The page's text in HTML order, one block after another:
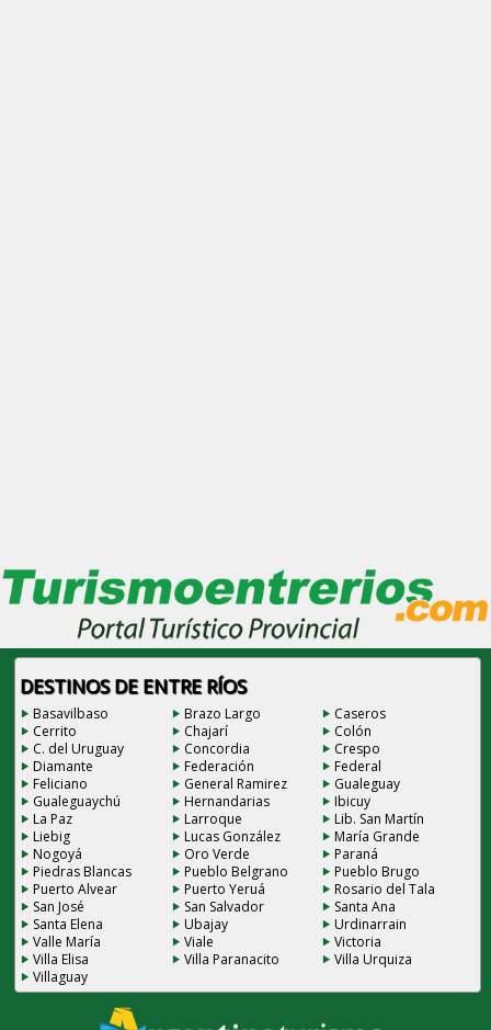
DESTINOS DE ENTRE RÍOS
Basavilbaso Brazo Largo
Caseros
Cerrito
Chajarí
Colón
C. del Uruguay
Concordia
Crespo
Diamante
Federación
Federal
Feliciano
General Ramirez
Gualeguay
Gualeguaychú
Hernandarias
Ibicuy
La Paz
Larroque
Lib. San Martín
Liebig
Lucas González
María Grande
Nogoyá
Oro Verde
Paraná
Piedras Blancas
Pueblo Belgrano
Pueblo Brugo
Puerto Alvear
Puerto Yeruá
Rosario del Tala
San José
San Salvador
Santa Ana
Santa Elena
Ubajay
Urdinarrain
Valle María
Viale
Victoria
Villa Elisa
Villa Paranacito
Villa Urquiza
Villaguay